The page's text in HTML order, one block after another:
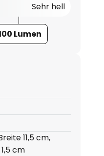
Sehr hell
Lumen
11,5 cm,
cm